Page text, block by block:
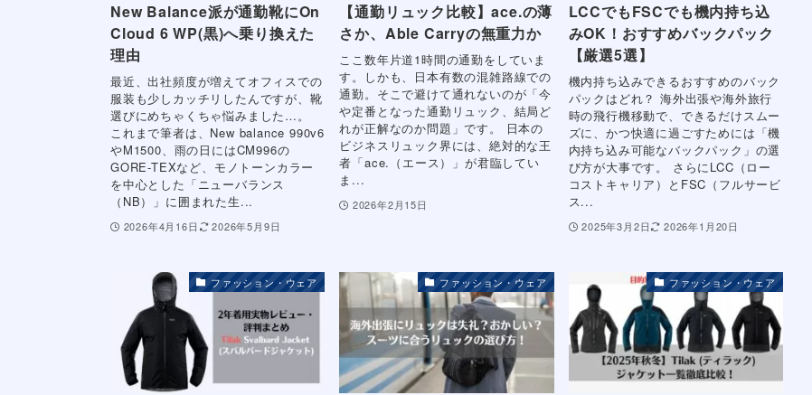
New Balance派が通勤靴にOn
Cloud 6 WP(黒)へ乗り換えた
理由
最近、出社頻度が増えてオフィスでの
服装も少しカッチリしたんですが、靴
選びにめちゃくちゃ悩みました…。
これまで筆者は、New balance 990v6
やM1500、雨の日にはCM996の
GORE-TEXなど、モノトーンカラー
を中心とした「ニューバランス
（NB）」に囲まれた生...
2026年4月16日 2026年5月9日
【通勤リュック比較】ace.の薄
さか、Able Carryの無重力か
ここ数年片道1時間の通勤をしていま
す。しかも、日本有数の混雑路線での
通勤。そこで避けて通れないのが「今
や定番となった通勤リュック、結局ど
れが正解なのか問題」です。 日本の
ビジネスリュック界には、絶対的な王
者「ace.（エース）」が君臨してい
ま...
2026年2月15日
LCCでもFSCでも機内持ち込
みOK！おすすめバックパック
【厳選5選】
機内持ち込みできるおすすめのバック
パックはどれ？ 海外出張や海外旅行
時の飛行機移動で、できるだけスムー
ズに、かつ快適に過ごすためには「機
内持ち込み可能なバックパック」の選
び方が大事です。 さらにLCC（ロー
コストキャリア）とFSC（フルサービ
ス...
2025年3月2日 2026年1月20日
ファッション・ウェア ファッション・ウェア ファッション・ウェア